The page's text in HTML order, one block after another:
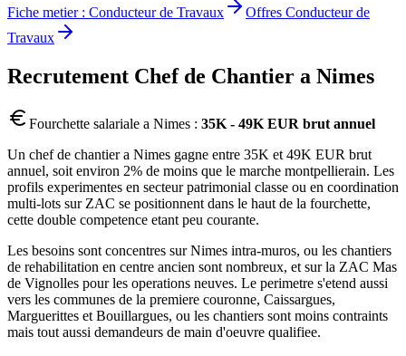
Fiche metier : Conducteur de Travaux Offres Conducteur de
Travaux
Recrutement Chef de Chantier a Nimes
Fourchette salariale a Nimes : 35K - 49K EUR brut annuel
Un chef de chantier a Nimes gagne entre 35K et 49K EUR brut
annuel, soit environ 2% de moins que le marche montpellierain. Les
profils experimentes en secteur patrimonial classe ou en coordination
multi-lots sur ZAC se positionnent dans le haut de la fourchette,
cette double competence etant peu courante.
Les besoins sont concentres sur Nimes intra-muros, ou les chantiers
de rehabilitation en centre ancien sont nombreux, et sur la ZAC Mas
de Vignolles pour les operations neuves. Le perimetre s'etend aussi
vers les communes de la premiere couronne, Caissargues,
Marguerittes et Bouillargues, ou les chantiers sont moins contraints
mais tout aussi demandeurs de main d'oeuvre qualifiee.